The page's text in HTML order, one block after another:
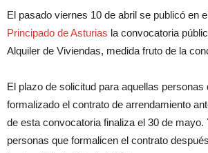
El pasado viernes 10 de abril se publicó en
Principado de Asturias la convocatoria
Alquiler de Viviendas, medida fruto de la
El plazo de solicitud para aquellas personas
formalizado el contrato de arrendamiento
de esta convocatoria finaliza el 30 de mayo.
personas que formalicen el contrato